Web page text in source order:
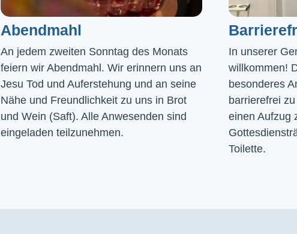
Abendmahl​
An jedem zweiten Sonntag des Monats
feiern wir Abendmahl. Wir erinnern uns an
Jesu Tod und Auferstehung und an seine
Nähe und Freundlichkeit zu uns in Brot
und Wein (Saft). Alle Anwesenden sind
eingeladen teilzunehmen.
In unserer
willkommen!
besonderes
barrierefrei
einen Aufzug
Toilette.